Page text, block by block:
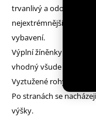
trvanlivý a odolný proti
nejextrémnějším
vybavení.
Výplní žíněnky MC-
vhodný všude tam,
Vyztužené rohy
Po stranách se
výšky.